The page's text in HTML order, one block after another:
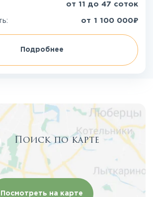
от 11 до 47 соток
от 1 100 000₽
Подробнее
Поиск по карте
Посмотреть на карте